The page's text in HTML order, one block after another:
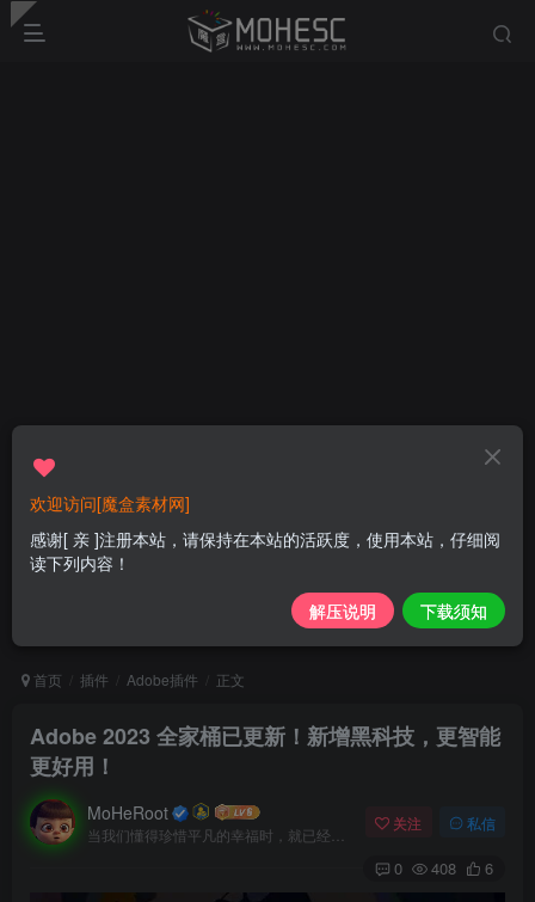
首页 插件 Adobe插件 正文
Adobe 2023 全家桶已更新！新增黑科技，更智能
更好用！
MoHeRoot 关注 私信
0 408 6
欢迎访问[魔盒素材网]
感谢[ 亲 ]注册本站，请保持在本站的活跃度，使用本站，仔细阅
读下列内容！
解压说明 下载须知